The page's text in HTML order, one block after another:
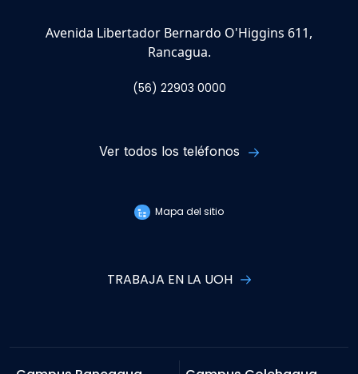
Avenida Libertador Bernardo O'Higgins 611,
Rancagua.
(56) 22903 0000
Ver todos los teléfonos
Mapa del sitio
TRABAJA EN LA UOH